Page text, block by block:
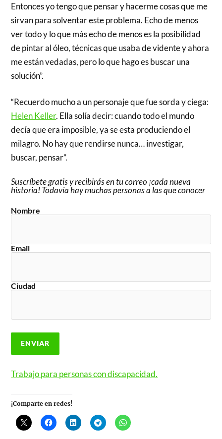
Entonces yo tengo que pensar y hacerme cosas que me
sirvan para solventar este problema. Echo de menos
ver todo y lo que más echo de menos es la posibilidad
de pintar al óleo, técnicas que usaba de vidente y ahora
me están vedadas, pero lo que hago es buscar una
solución”.
“Recuerdo mucho a un personaje que fue sorda y ciega:
Helen Keller. Ella solía decir: cuando todo el mundo
decía que era imposible, ya se esta produciendo el
milagro. No hay que rendirse nunca… investigar,
buscar, pensar”.
Suscríbete gratis y recibirás en tu correo ¡cada nueva
historia! Todavía hay muchas personas a las que conocer
Nombre
Email
Ciudad
Trabajo para personas con discapacidad.
¡Comparte en redes!